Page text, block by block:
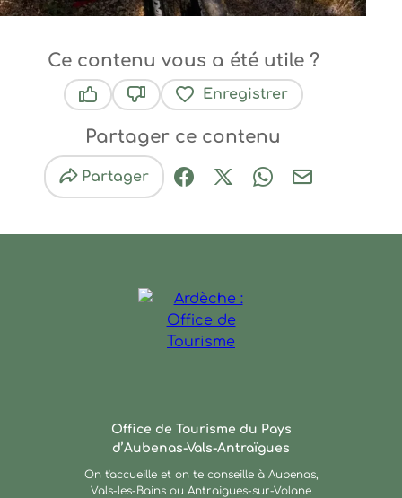
Ce contenu vous a été utile ?
Enregistrer
Partager ce contenu
Partager
Partager sur Facebook
Partager sur X / Twitter
Partager sur
Partager par
Office de Tourisme du Pays
d’Aubenas-Vals-Antraïgues
On t'accueille et on te conseille à Aubenas,
Vals-les-Bains ou Antraigues-sur-Volane